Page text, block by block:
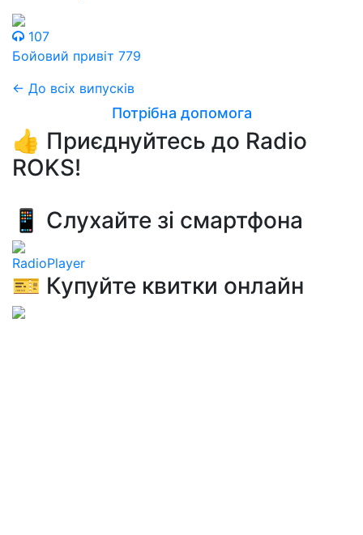
107
Бойовий привіт 779
← До всіх випусків
Потрібна допомога
👍 Приєднуйтесь до Radio
ROKS!
📱 Слухайте зі смартфона
RadioPlayer
🎫 Купуйте квитки онлайн